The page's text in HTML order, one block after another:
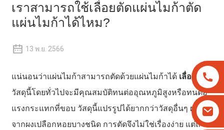
เราสามารถใช้เลื่อยตัดแผ่นไมก้าตัด
แผ่นไมก้าได้ไหม?
13 พ.ย. 2566
แน่นอนว่าแผ่นไมก้าสามารถตัดด้วยแผ่นไมก้าได้ เลื่อยตัด
วัสดุนี้โดยทั่วไปจะมีคุณสมบัติทนต่ออุณหภูมิสูงหรือทนต่อ
แรงกระแทกที่ขอบ วัสดุนี้แปรรูปได้ยากกว่าวัสดุอื่นๆ ผลิต
จากผงเปลือกหอยบางชนิด การตัดจึงไม่ใช่เรื่องง่าย แต่ถ้า